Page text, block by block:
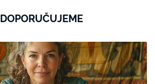
DOPORUČUJEME